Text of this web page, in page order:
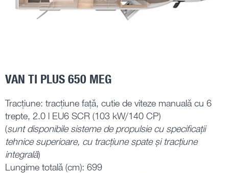
VAN TI PLUS 650 MEG
Tracțiune: tracțiune față, cutie de viteze manuală cu 6
trepte, 2.0 l EU6 SCR (103 kW/140 CP)
(sunt disponibile sisteme de propulsie cu specificații
tehnice superioare, cu tracțiune spate și tracțiune
integrală)
Lungime totală (cm): 699